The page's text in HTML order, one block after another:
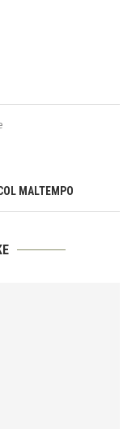
MALTEMPO